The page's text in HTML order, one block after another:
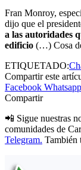
Fran Monroy,
dijo que el
a las autoridades
edificio (…) Cosa
ETIQUETADO:
Compartir este
Facebook Whatsapp
Compartir
📲 Sigue nuestras
comunidades de
Telegram. También